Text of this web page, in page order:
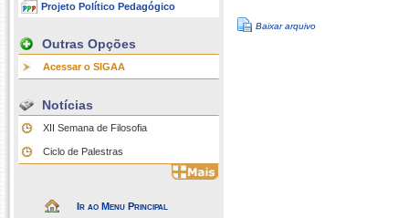
Projeto Político Pedagógico
Outras Opções
Acessar o SIGAA
Notícias
XII Semana de Filosofia
Ciclo de Palestras
Ir ao Menu Principal
Baixar arquivo